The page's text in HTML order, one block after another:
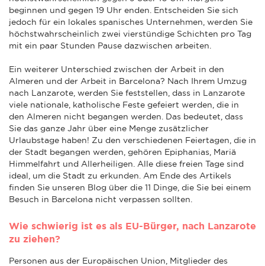
beginnen und gegen 19 Uhr enden. Entscheiden Sie sich
jedoch für ein lokales spanisches Unternehmen, werden Sie
höchstwahrscheinlich zwei vierstündige Schichten pro Tag
mit ein paar Stunden Pause dazwischen arbeiten.
Ein weiterer Unterschied zwischen der Arbeit in den
Almeren und der Arbeit in Barcelona? Nach Ihrem Umzug
nach Lanzarote, werden Sie feststellen, dass in Lanzarote
viele nationale, katholische Feste gefeiert werden, die in
den Almeren nicht begangen werden. Das bedeutet, dass
Sie das ganze Jahr über eine Menge zusätzlicher
Urlaubstage haben! Zu den verschiedenen Feiertagen, die in
der Stadt begangen werden, gehören Epiphanias, Mariä
Himmelfahrt und Allerheiligen. Alle diese freien Tage sind
ideal, um die Stadt zu erkunden. Am Ende des Artikels
finden Sie unseren Blog über die 11 Dinge, die Sie bei einem
Besuch in Barcelona nicht verpassen sollten.
Wie schwierig ist es als EU-Bürger, nach Lanzarote
zu ziehen?
Personen aus der Europäischen Union, Mitglieder des